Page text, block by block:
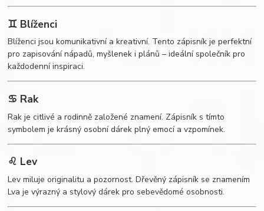
♊ Blíženci
Blíženci jsou komunikativní a kreativní. Tento zápisník je perfektní
pro zapisování nápadů, myšlenek i plánů – ideální společník pro
každodenní inspiraci.
♋ Rak
Rak je citlivé a rodinně založené znamení. Zápisník s tímto
symbolem je krásný osobní dárek plný emocí a vzpomínek.
♌ Lev
Lev miluje originalitu a pozornost. Dřevěný zápisník se znamením
Lva je výrazný a stylový dárek pro sebevědomé osobnosti.